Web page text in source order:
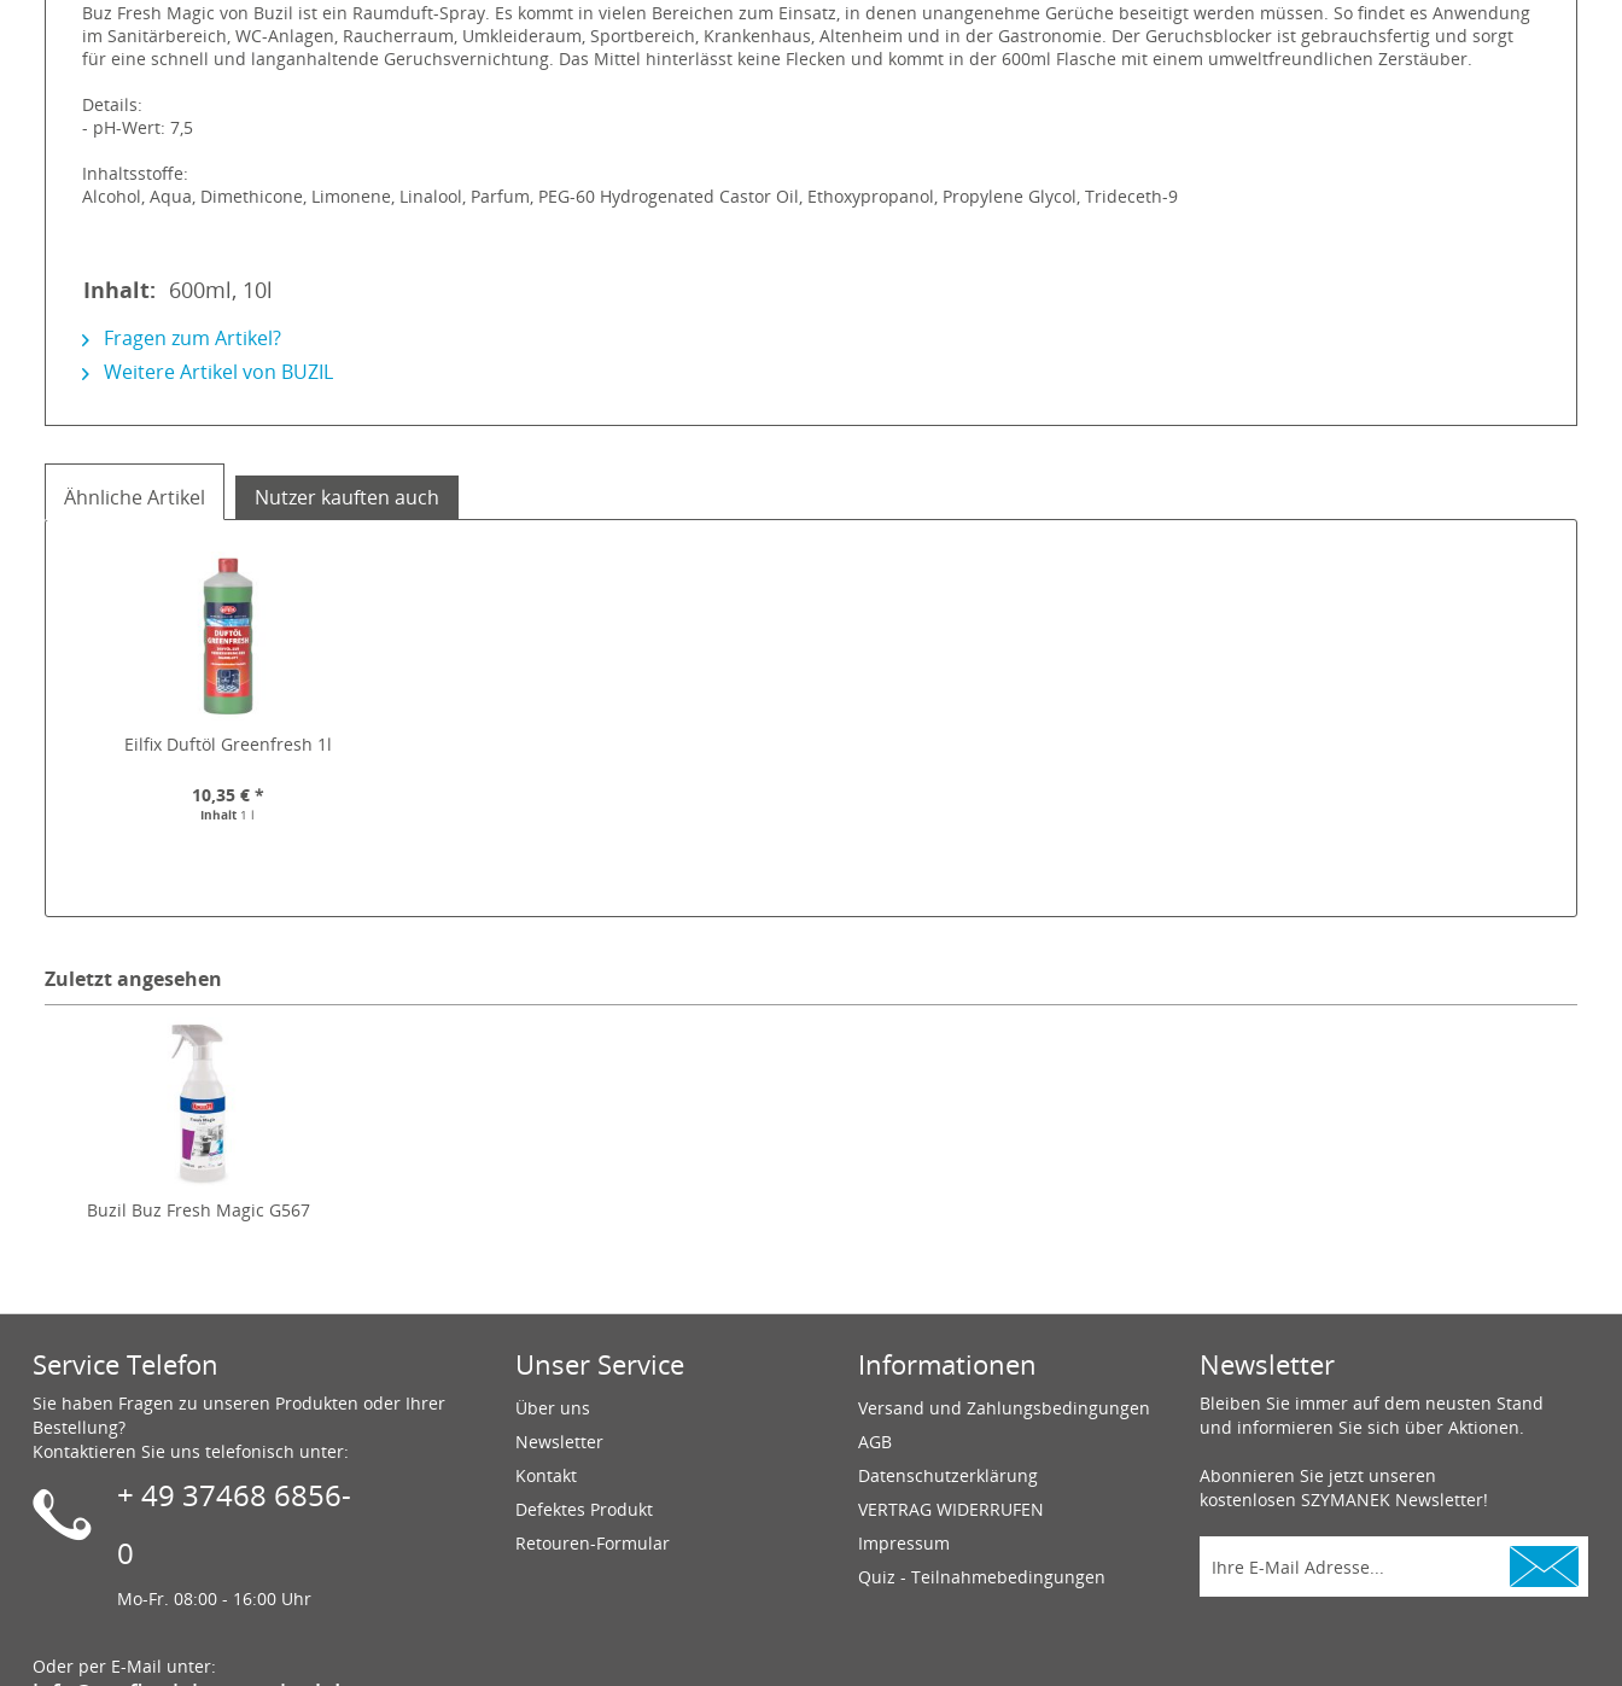
Buz Fresh Magic von Buzil ist ein Raumduft-Spray. Es kommt in vielen Bereichen zum Einsatz, in denen unangenehme Gerüche beseitigt werden müssen. So findet es Anwendung
im Sanitärbereich, WC-Anlagen, Raucherraum, Umkleideraum, Sportbereich, Krankenhaus, Altenheim und in der Gastronomie. Der Geruchsblocker ist gebrauchsfertig und sorgt
für eine schnell und langanhaltende Geruchsvernichtung. Das Mittel hinterlässt keine Flecken und kommt in der 600ml Flasche mit einem umweltfreundlichen Zerstäuber.
Details:
- pH-Wert: 7,5
Inhaltsstoffe:
Alcohol, Aqua, Dimethicone, Limonene, Linalool, Parfum, PEG-60 Hydrogenated Castor Oil, Ethoxypropanol, Propylene Glycol, Trideceth-9
Inhalt: 600ml, 10l
Fragen zum Artikel?
Weitere Artikel von BUZIL
Ähnliche Artikel Nutzer kauften auch
Eilfix Duftöl Greenfresh 1l
10,35 € *
Inhalt 1 l
Zuletzt angesehen
Buzil Buz Fresh Magic G567
Service Telefon
Sie haben Fragen zu unseren Produkten oder Ihrer
Bestellung?
Kontaktieren Sie uns telefonisch unter:
+ 49 37468 6856-
0
Mo-Fr. 08:00 - 16:00 Uhr
Oder per E-Mail unter:
Unser Service
Über uns
Newsletter
Kontakt
Defektes Produkt
Retouren-Formular
Informationen
Versand und Zahlungsbedingungen
AGB
Datenschutzerklärung
VERTRAG WIDERRUFEN
Impressum
Quiz - Teilnahmebedingungen
Newsletter
Bleiben Sie immer auf dem neusten Stand
und informieren Sie sich über Aktionen.
Abonnieren Sie jetzt unseren
kostenlosen SZYMANEK Newsletter!